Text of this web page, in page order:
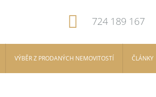
724 189 167
VÝBĚR Z PRODANÝCH NEMOVITOSTÍ ČLÁNKY